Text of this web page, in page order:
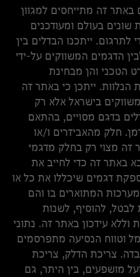
באתר זה מתייחסים למגוון
בעולם ומעודכנים
ייתכנו הבדלים בין
הדגמים המשווקים על-ידי
הטכני והן מבחינת
הנלוות. ייתכן כי באתר זה
בישראל אלא רק
בדגם מסויים, בהתאם
חלק מהאביזרים ו/או
זה מצוי רק בחלק מדגמי
באתר זה כדי לחייב את
דגמים שיכללו את כל או
המתוארים בו והם
להוסיף, לשנות
עידכון באתר זה. נתוני
וטווח הנסיעה מתפרסמים
צריכת הדלק, צריכת
מושפעים, בין היתר, גם